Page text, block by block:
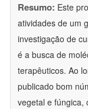
Resumo: Este
atividades de um
investigação de
é a busca de
terapêuticos. Ao
publicado bom
vegetal e fúngica,